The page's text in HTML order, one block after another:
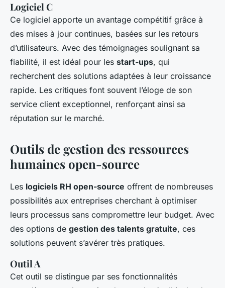
Logiciel C
Ce logiciel apporte un avantage compétitif grâce à
des mises à jour continues, basées sur les retours
d’utilisateurs. Avec des témoignages soulignant sa
fiabilité, il est idéal pour les start-ups, qui
recherchent des solutions adaptées à leur croissance
rapide. Les critiques font souvent l’éloge de son
service client exceptionnel, renforçant ainsi sa
réputation sur le marché.
Outils de gestion des ressources
humaines open-source
Les logiciels RH open-source offrent de nombreuses
possibilités aux entreprises cherchant à optimiser
leurs processus sans compromettre leur budget. Avec
des options de gestion des talents gratuite, ces
solutions peuvent s’avérer très pratiques.
Outil A
Cet outil se distingue par ses fonctionnalités